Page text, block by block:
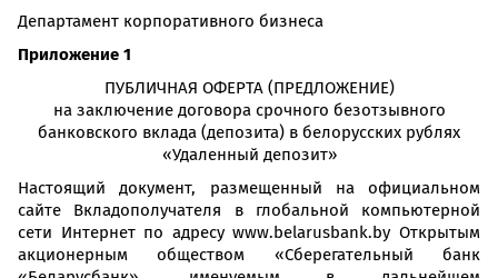
Департамент корпоративного бизнеса
Приложение 1
ПУБЛИЧНАЯ ОФЕРТА (ПРЕДЛОЖЕНИЕ)
на заключение договора срочного безотзывного
банковского вклада (депозита) в белорусских рублях
«Удаленный депозит»
Настоящий документ, размещенный на официальном
сайте Вкладополучателя в глобальной компьютерной
сети Интернет по адресу www.belarusbank.by Открытым
акционерным обществом «Сберегательный банк